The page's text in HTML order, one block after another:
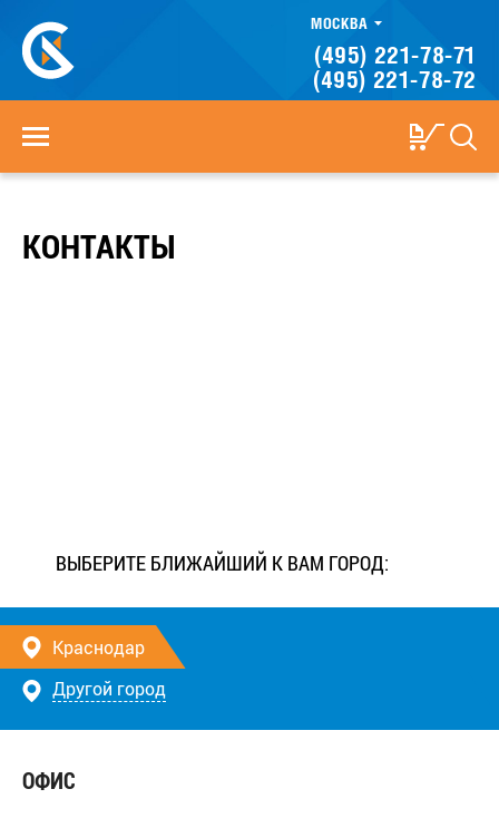
МОСКВА
(495) 221-78-71
(495) 221-78-72
КОНТАКТЫ
ВЫБЕРИТЕ БЛИЖАЙШИЙ К ВАМ ГОРОД:
Краснодар
Другой город
ОФИС